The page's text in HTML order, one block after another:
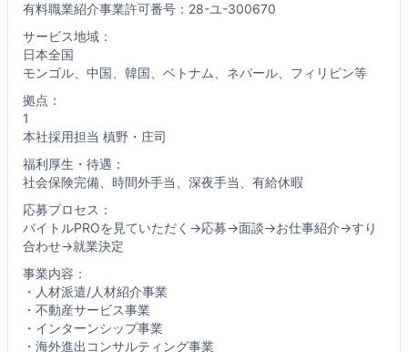
有料職業紹介事業許可番号：28-ユ-300670
サービス地域：
日本全国
モンゴル、中国、韓国、ベトナム、ネパール、フィリピン等
拠点：
1
本社採用担当 槙野・庄司
福利厚生・待遇：
社会保険完備、時間外手当、深夜手当、有給休暇
応募プロセス：
バイトルPROを見ていただく→応募→面談→お仕事紹介→すり
合わせ→就業決定
事業内容：
・人材派遣/人材紹介事業
・不動産サービス事業
・インターンシップ事業
・海外進出コンサルティング事業